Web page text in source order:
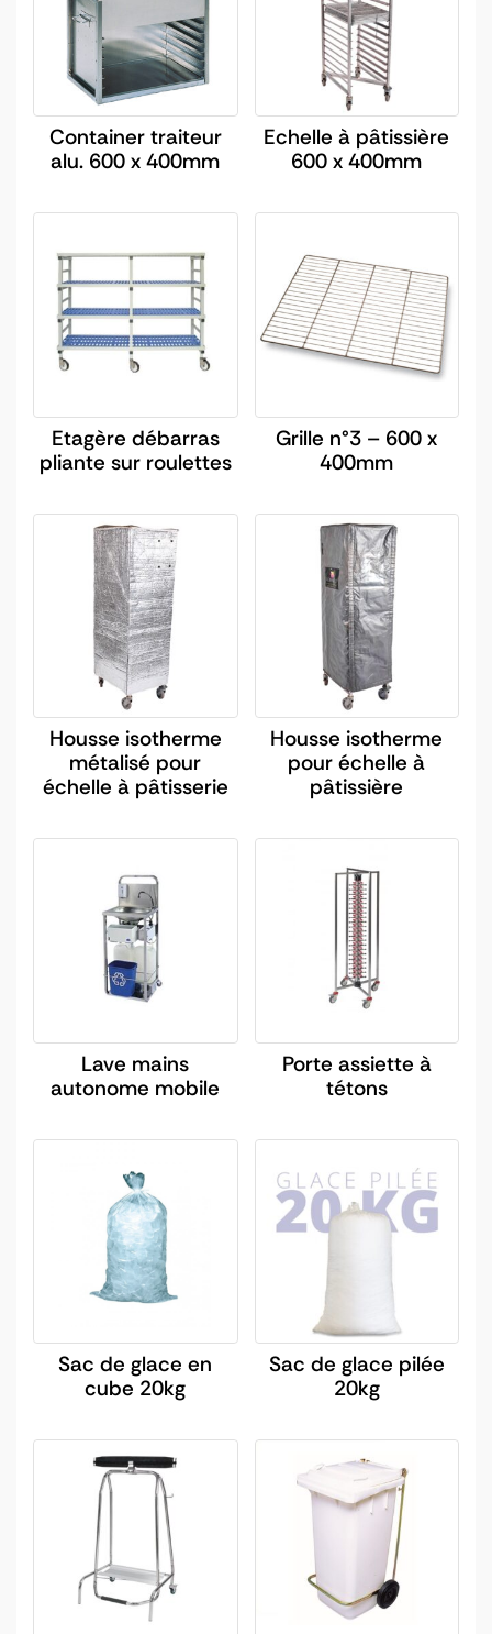
Container traiteur
alu. 600 x 400mm
Echelle à pâtissière
600 x 400mm
Etagère débarras
pliante sur roulettes
Grille n°3 – 600 x
400mm
Housse isotherme
métalisé pour
échelle à pâtisserie
Housse isotherme
pour échelle à
pâtissière
Lave mains
autonome mobile
Porte assiette à
tétons
Sac de glace en
cube 20kg
Sac de glace pilée
20kg